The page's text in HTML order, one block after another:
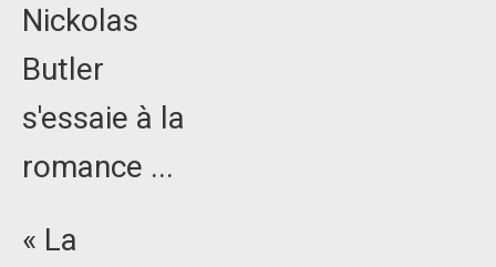
Nickolas
Butler
s'essaie à la
romance ...
« La